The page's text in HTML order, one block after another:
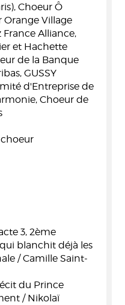
Choeur Ô
Orange Village
France Alliance,
et Hachette
de la Banque
GUSSY
d'Entreprise de
Choeur de
3, 2ème
blanchit déjà les
/ Camille Saint-
du Prince
/ Nikolaï